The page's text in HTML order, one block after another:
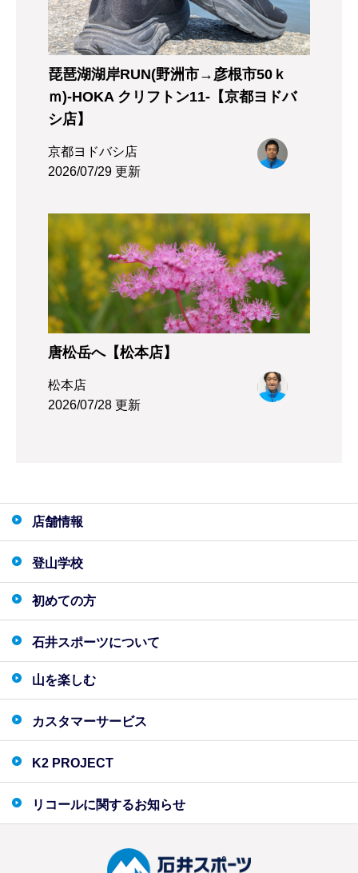
琵琶湖湖岸RUN(野洲市→彦根市50ｋ
ｍ)-HOKA クリフトン11-【京都ヨドバ
シ店】
京都ヨドバシ店
2026/07/29 更新
唐松岳へ【松本店】
松本店
2026/07/28 更新
店舗情報
登山学校
初めての方
石井スポーツについて
山を楽しむ
カスタマーサービス
K2 PROJECT
リコールに関するお知らせ